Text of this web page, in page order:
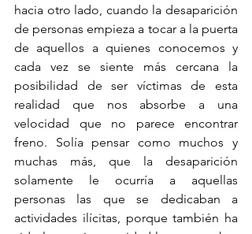
hacia otro lado, cuando la desaparición
de personas empieza a tocar a la puerta
de aquellos a quienes conocemos y
cada vez se siente más cercana la
posibilidad de ser víctimas de esta
realidad que nos absorbe a una
velocidad que no parece encontrar
freno. Solía pensar como muchos y
muchas más, que la desaparición
solamente le ocurría a aquellas
personas las que se dedicaban a
actividades ilícitas, porque también ha